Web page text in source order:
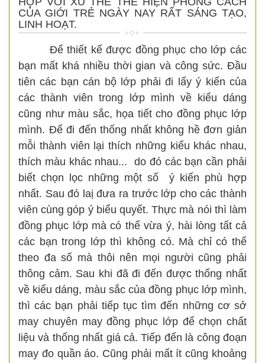
CỦA GIỚI TRẺ NGÀY NAY RẤT SÁNG TẠO,
LINH HOẠT.
Để thiết kế được đồng phục cho lớp các
bạn mất khá nhiều thời gian và công sức. Đầu
tiên các bạn cán bộ lớp phải đi lấy ý kiến của
các thành viên trong lớp mình về kiểu dáng
cũng như màu sắc, họa tiết cho đồng phục lớp
mình. Để đi đến thống nhất không hề đơn giản
mỗi thành viên lại thích những kiểu khác nhau,
thích màu khác nhau... do đó các bạn cần phải
biết chọn lọc những một số ý kiến phù hợp
nhất. Sau đó laị đưa ra trước lớp cho các thành
viên cùng góp ý biểu quyết. Thực mà nói thì làm
đồng phục lớp mà có thể vừa ý, hài lòng tất cả
các bạn trong lớp thì không có. Mà chỉ có thể
theo đa số mà thôi nên mọi người cũng phải
thông cảm. Sau khi đã đi đến được thống nhất
về kiểu dáng, màu sắc của đồng phục lớp mình,
thì các bạn phải tiếp tục tìm đến những cơ sở
may chuyên may đồng phục lớp để chọn chất
liệu và thống nhất giá cả. Tiếp đến là công đoạn
may đo quần áo. Cũng phải mất ít cũng khoảng